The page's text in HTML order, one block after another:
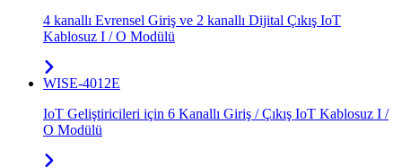
4 kanallı Evrensel Giriş ve 2 kanallı Dijital Çıkış IoT
Kablosuz I / O Modülü
WISE-4012E
IoT Geliştiricileri için 6 Kanallı Giriş / Çıkış IoT Kablosuz I /
O Modülü